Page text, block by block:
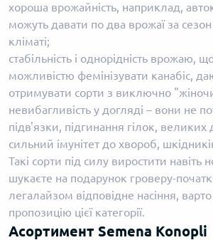
хороша врожайність, наприклад,
можуть давати по два врожаї за
кліматі;
стабільність і однорідність врожаю,
можливістю фемінізувати канабіс,
отримувати сорти з виключно
невибагливість у догляді – вони не
підв'язки, підгинання гілок,
сильний імунітет до хвороб,
Такі сорти під силу виростити навіть
шукаєте на подарунок гроверу-
легалайзом відповідне насіння,
пропозицію цієї категорії.
Асортимент Semena Konopli